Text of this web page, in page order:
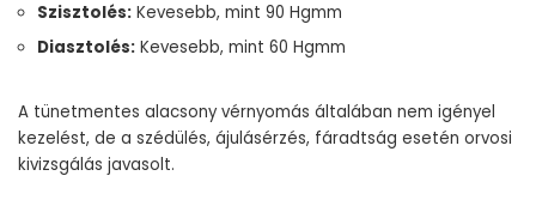
Szisztolés: Kevesebb, mint 90 Hgmm
Diasztolés: Kevesebb, mint 60 Hgmm
A tünetmentes alacsony vérnyomás általában nem igényel
kezelést, de a szédülés, ájulásérzés, fáradtság esetén orvosi
kivizsgálás javasolt.